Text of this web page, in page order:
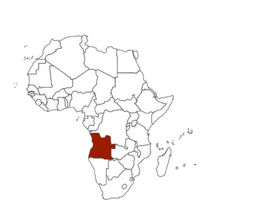
Primary
Sidebar